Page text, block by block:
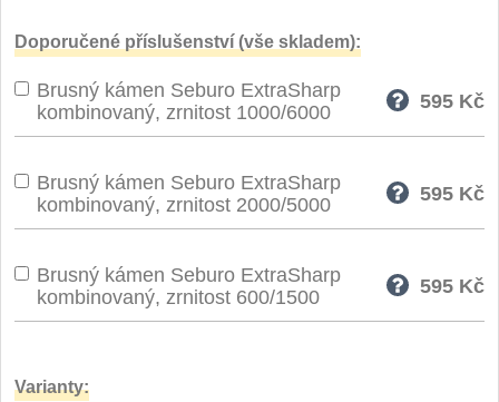
Doporučené příslušenství (vše skladem):
Brusný kámen Seburo ExtraSharp
kombinovaný, zrnitost 1000/6000
595 Kč
Brusný kámen Seburo ExtraSharp
kombinovaný, zrnitost 2000/5000
595 Kč
Brusný kámen Seburo ExtraSharp
kombinovaný, zrnitost 600/1500
595 Kč
Varianty: